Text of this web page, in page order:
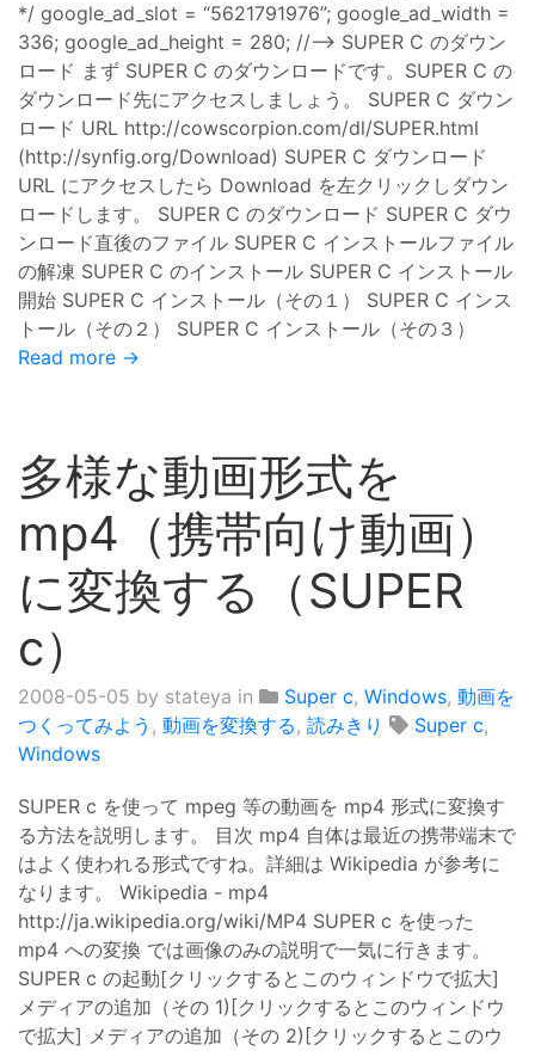
*/ google_ad_slot = “5621791976”; google_ad_width =
336; google_ad_height = 280; //–> SUPER C のダウン
ロード まず SUPER C のダウンロードです。SUPER C の
ダウンロード先にアクセスしましょう。 SUPER C ダウン
ロード URL http://cowscorpion.com/dl/SUPER.html
(http://synfig.org/Download) SUPER C ダウンロード
URL にアクセスしたら Download を左クリックしダウン
ロードします。 SUPER C のダウンロード SUPER C ダウ
ンロード直後のファイル SUPER C インストールファイル
の解凍 SUPER C のインストール SUPER C インストール
開始 SUPER C インストール（その１） SUPER C インス
トール（その２） SUPER C インストール（その３）
Read more →
多様な動画形式を
mp4（携帯向け動画）
に変換する（SUPER
c）
2008-05-05 by stateya in Super c, Windows, 動画を
つくってみよう , 動画を変換する, 読みきり Super c,
Windows
SUPER c を使って mpeg 等の動画を mp4 形式に変換す
る方法を説明します。 目次 mp4 自体は最近の携帯端末で
はよく使われる形式ですね。詳細は Wikipedia が参考に
なります。 Wikipedia - mp4
http://ja.wikipedia.org/wiki/MP4 SUPER c を使った
mp4 への変換 では画像のみの説明で一気に行きます。
SUPER c の起動[クリックするとこのウィンドウで拡大]
メディアの追加（その 1)[クリックするとこのウィンドウ
で拡大] メディアの追加（その 2)[クリックするとこのウ